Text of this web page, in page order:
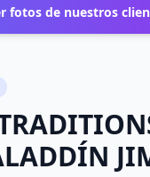
fotos de nuestros